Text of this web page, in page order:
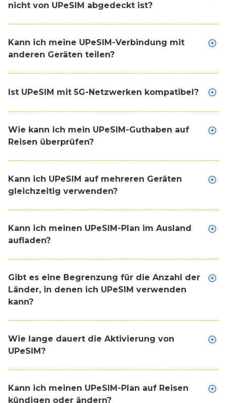
nicht von UPeSIM abgedeckt ist?
Kann ich meine UPeSIM-Verbindung mit
anderen Geräten teilen?
Ist UPeSIM mit 5G-Netzwerken kompatibel?
Wie kann ich mein UPeSIM-Guthaben auf
Reisen überprüfen?
Kann ich UPeSIM auf mehreren Geräten
gleichzeitig verwenden?
Kann ich meinen UPeSIM-Plan im Ausland
aufladen?
Gibt es eine Begrenzung für die Anzahl der
Länder, in denen ich UPeSIM verwenden
kann?
Wie lange dauert die Aktivierung von
UPeSIM?
Kann ich meinen UPeSIM-Plan auf Reisen
kündigen oder ändern?